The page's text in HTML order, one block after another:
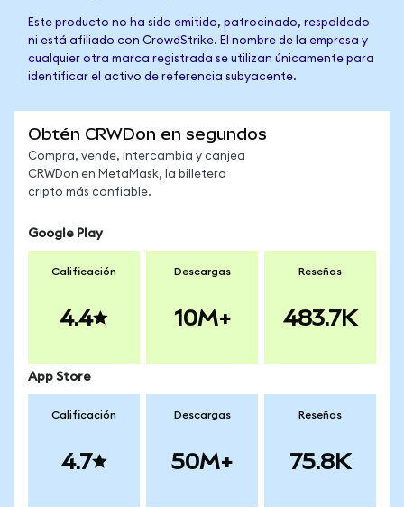
Este producto no ha sido emitido, patrocinado, respaldado
ni está afiliado con CrowdStrike. El nombre de la empresa y
cualquier otra marca registrada se utilizan únicamente para
identificar el activo de referencia subyacente.
Obtén CRWDon en segundos
Compra, vende, intercambia y canjea
CRWDon en MetaMask, la billetera
cripto más confiable.
Google Play
Calificación
4.4
Descargas
10M+
Reseñas
483.7K
App Store
Calificación
4.7
Descargas
50M+
Reseñas
75.8K